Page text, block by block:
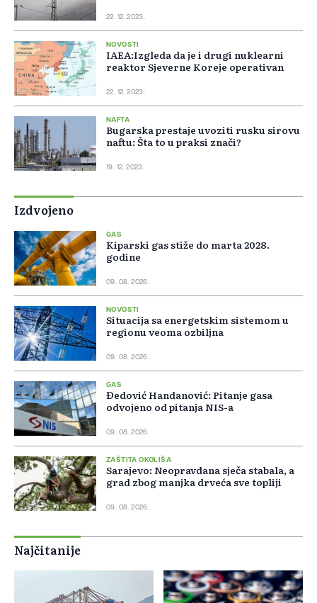
22. 12. 2023.
NOVOSTI
IAEA:Izgleda da je i drugi nuklearni
reaktor Sjeverne Koreje operativan
22. 12. 2023.
NAFTA
Bugarska prestaje uvoziti rusku sirovu
naftu: Šta to u praksi znači?
19. 12. 2023.
Izdvojeno
GAS
Kiparski gas stiže do marta 2028.
godine
09. 08. 2026.
NOVOSTI
Situacija sa energetskim sistemom u
regionu veoma ozbiljna
09. 08. 2026.
GAS
Đedović Handanović: Pitanje gasa
odvojeno od pitanja NIS-a
09. 08. 2026.
ZAŠTITA OKOLIŠA
Sarajevo: Neopravdana sječa stabala, a
grad zbog manjka drveća sve topliji
09. 08. 2026.
Najčitanije